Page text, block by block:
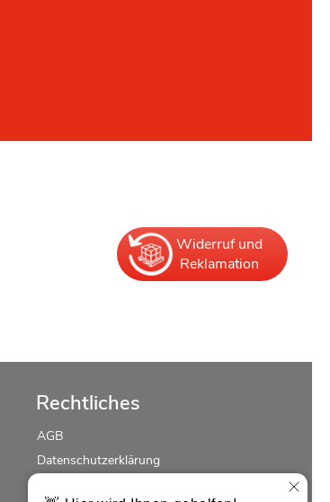
Widerruf und
Reklamation
Rechtliches
AGB
Datenschutzerklärung